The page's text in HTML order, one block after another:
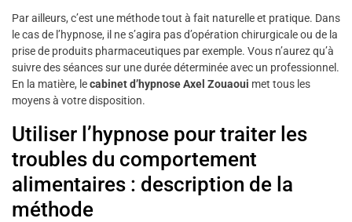
Par ailleurs, c’est une méthode tout à fait naturelle et pratique. Dans
le cas de l’hypnose, il ne s’agira pas d’opération chirurgicale ou de la
prise de produits pharmaceutiques par exemple. Vous n’aurez qu’à
suivre des séances sur une durée déterminée avec un professionnel.
En la matière, lecabinet d’hypnose Axel Zouaoui met tous les
moyens à votre disposition.
Utiliser l’hypnose pour traiter les
troubles du comportement
alimentaires : description de la
méthode